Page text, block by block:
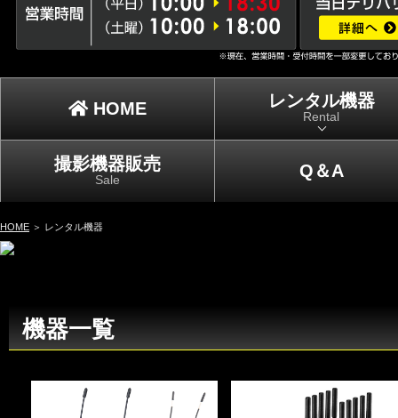
HOME レンタル機器
Rental
撮影機器販売
Sale Q＆A
HOME ＞ レンタル機器
機器一覧